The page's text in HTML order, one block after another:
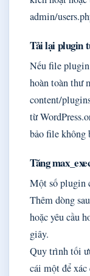
admin/
Tải lại plugin
Nếu file
hoàn toàn thư
content/
từ
bảo file không
Tăng
Một số plugin
Thêm dòng
hoặc yêu cầu
giây.
Quy trình tối
cái một để